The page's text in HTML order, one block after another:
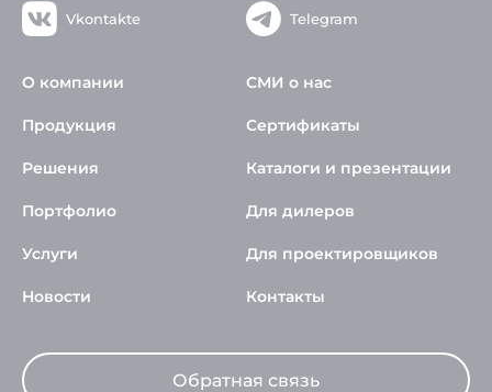
Vkontakte Telegram
О компании
Продукция
Решения
Портфолио
Услуги
Новости
СМИ о нас
Сертификаты
Каталоги и презентации
Для дилеров
Для проектировщиков
Контакты
Обратная связь